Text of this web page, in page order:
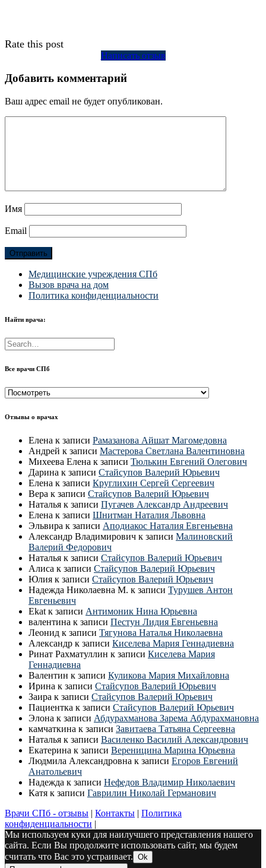
Rate this post
Написать отзыв
Добавить комментарий
Ваш адрес email не будет опубликован.
Имя
Email
Медицинские учреждения СПб
Вызов врача на дом
Политика конфиденциальности
Найти врача:
Все врачи СПб
Все
СПб
Отзывы о врачах
Елена к записи Рамазанова Айшат Магомедовна
Андрей к записи Мастерова Светлана Валентиновна
Михеева Елена к записи Тюлькин Евгений Олегович
Дарина к записи Стайсупов Валерий Юрьевич
Елена к записи Круглихин Сергей Сергеевич
Вера к записи Стайсупов Валерий Юрьевич
Наталья к записи Пугачев Александр Андреевич
Елена к записи Шнитман Наталия Львовна
Эльвира к записи Аподиакос Наталия Евгеньевна
Александр Владимирович к записи Малиновский
Валерий Федорович
Наталья к записи Стайсупов Валерий Юрьевич
Алиса к записи Стайсупов Валерий Юрьевич
Юлия к записи Стайсупов Валерий Юрьевич
Надежда Николаевна М. к записи Турушев Антон
Евгеньевич
Ekat к записи Антимоник Нина Юрьевна
валентина к записи Пестун Лидия Евгеньевна
Леонид к записи Тягунова Наталья Николаевна
Александр к записи Киселева Мария Геннадиевна
Ринат Рахматуллин к записи Киселева Мария
Геннадиевна
Валентин к записи Куликова Мария Михайловна
Ирина к записи Стайсупов Валерий Юрьевич
Заира к записи Стайсупов Валерий Юрьевич
Пациентка к записи Стайсупов Валерий Юрьевич
Элона к записи Абдурахманова Зарема Абдурахмановна
камчаткина к записи Завитаева Татьяна Сергеевна
Наталья к записи Василенко Василий Александрович
Екатерина к записи Вереницина Марина Юрьевна
Людмила Александровна к записи Егоров Евгений
Анатольевич
Надежда к записи Нефедов Владимир Николаевич
Катя к записи Гаврилин Николай Германович
Врачи СПб - отзывы | Контакты | Политика
конфиденциальности |
Мы используем куки для наилучшего представления нашего
сайта. Если Вы продолжите использовать сайт, мы будем
считать что Вас это устраивает. Ok